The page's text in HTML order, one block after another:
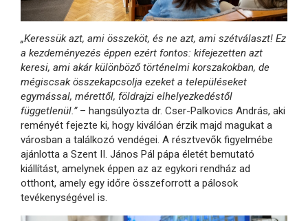
„Keressük azt, ami összeköt, és ne azt, ami szétválaszt! Ez
a kezdeményezés éppen ezért fontos: kifejezetten azt
keresi, ami akár különböző történelmi korszakokban, de
mégiscsak összekapcsolja ezeket a településeket
egymással, mérettől, földrajzi elhelyezkedéstől
függetlenül.”– hangsúlyozta dr. Cser-Palkovics András, aki
reményét fejezte ki, hogy kiválóan érzik majd magukat a
városban a találkozó vendégei. A résztvevők figyelmébe
ajánlotta a Szent II. János Pál pápa életét bemutató
kiállítást, amelynek éppen az az egykori rendház ad
otthont, amely egy időre összeforrott a pálosok
tevékenységével is.